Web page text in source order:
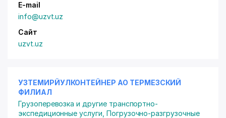
E-mail
info@uzvt.uz
Сайт
uzvt.uz
УЗТЕМИРЙУЛКОНТЕЙНЕР АО ТЕРМЕЗСКИЙ
ФИЛИАЛ
Грузоперевозка и другие транспортно-
экспедиционные услуги Погрузочно-разгрузочные